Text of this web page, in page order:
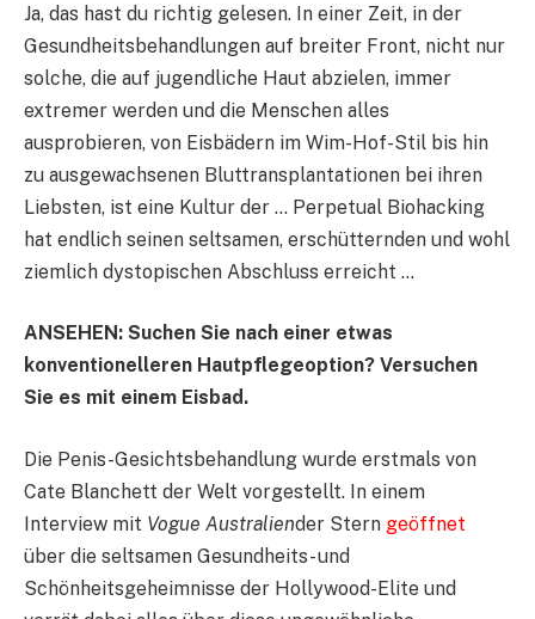
Ja, das hast du richtig gelesen. In einer Zeit, in der
Gesundheitsbehandlungen auf breiter Front, nicht nur
solche, die auf jugendliche Haut abzielen, immer
extremer werden und die Menschen alles
ausprobieren, von Eisbädern im Wim-Hof-Stil bis hin
zu ausgewachsenen Bluttransplantationen bei ihren
Liebsten, ist eine Kultur der … Perpetual Biohacking
hat endlich seinen seltsamen, erschütternden und wohl
ziemlich dystopischen Abschluss erreicht …
ANSEHEN: Suchen Sie nach einer etwas
konventionelleren Hautpflegeoption? Versuchen
Sie es mit einem Eisbad.
Die Penis-Gesichtsbehandlung wurde erstmals von
Cate Blanchett der Welt vorgestellt. In einem
Interview mit Vogue Australiender Stern geöffnet
über die seltsamen Gesundheits- und
Schönheitsgeheimnisse der Hollywood-Elite und